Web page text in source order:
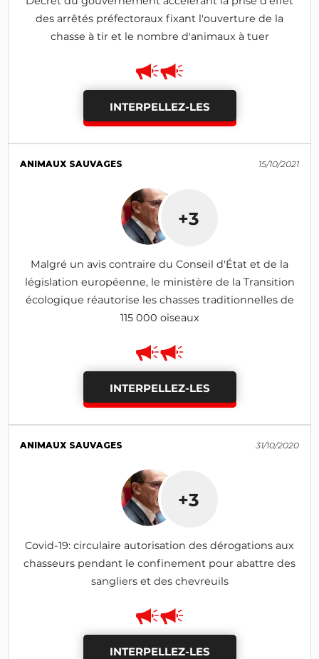
des arrêtés préfectoraux fixant l'ouverture de la
chasse à tir et le nombre d'animaux à tuer
INTERPELLEZ-LES
ANIMAUX SAUVAGES 15/10/2021
+3
Malgré un avis contraire du Conseil d'État et de la
législation européenne, le ministère de la Transition
écologique réautorise les chasses traditionnelles de
115 000 oiseaux
INTERPELLEZ-LES
ANIMAUX SAUVAGES 31/10/2020
+3
Covid-19: circulaire autorisation des dérogations aux
chasseurs pendant le confinement pour abattre des
sangliers et des chevreuils
INTERPELLEZ-LES